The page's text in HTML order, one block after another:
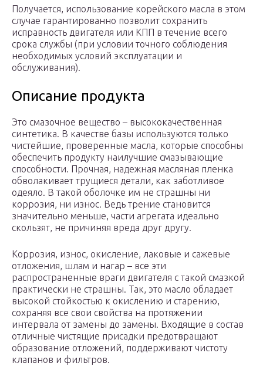
Получается, использование корейского масла в этом
случае гарантированно позволит сохранить
исправность двигателя или КПП в течение всего
срока службы (при условии точного соблюдения
необходимых условий эксплуатации и
обслуживания).
Описание продукта
Это смазочное вещество – высококачественная
синтетика. В качестве базы используются только
чистейшие, проверенные масла, которые способны
обеспечить продукту наилучшие смазывающие
способности. Прочная, надежная масляная пленка
обволакивает трущиеся детали, как заботливое
одеяло. В такой оболочке им не страшны ни
коррозия, ни износ. Ведь трение становится
значительно меньше, части агрегата идеально
скользят, не причиняя вреда друг другу.
Коррозия, износ, окисление, лаковые и сажевые
отложения, шлам и нагар – все эти
распространенные враги двигателя с такой смазкой
практически не страшны. Так, это масло обладает
высокой стойкостью к окислению и старению,
сохраняя все свои свойства на протяжении
интервала от замены до замены. Входящие в состав
отличные чистящие присадки предотвращают
образование отложений, поддерживают чистоту
клапанов и фильтров.